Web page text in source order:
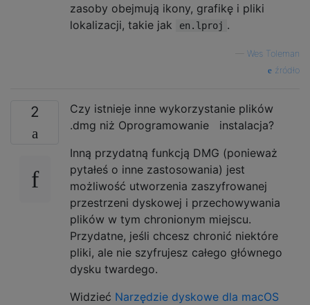
zasoby obejmują ikony, grafikę i pliki
lokalizacji, takie jak
en.lproj .
Wes Toleman
źródło
2
Czy istnieje inne wykorzystanie plików
.dmg niż Oprogramowanie instalacja?
Inną przydatną funkcją DMG (ponieważ
pytałeś o inne zastosowania) jest
możliwość utworzenia zaszyfrowanej
przestrzeni dyskowej i przechowywania
plików w tym chronionym miejscu.
Przydatne, jeśli chcesz chronić niektóre
pliki, ale nie szyfrujesz całego głównego
dysku twardego.
Widzieć Narzędzie dyskowe dla macOS